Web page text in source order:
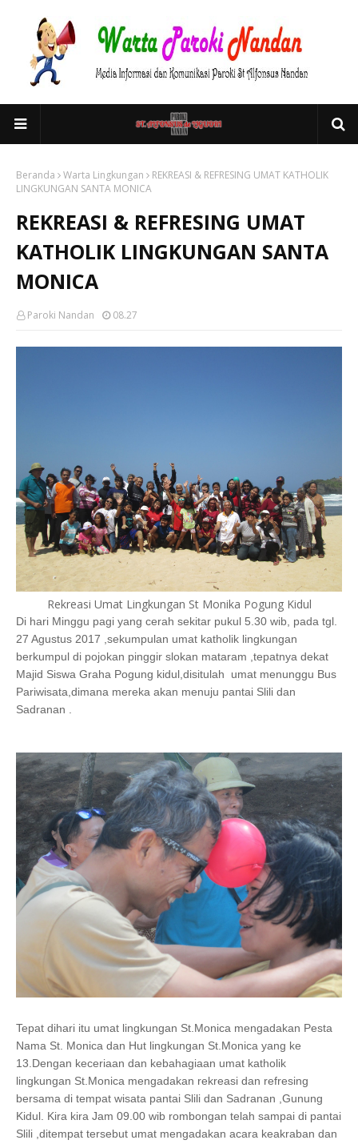
Beranda Warta Lingkungan
REKREASI & REFRESING UMAT KATHOLIK
LINGKUNGAN SANTA MONICA
REKREASI & REFRESING UMAT
KATHOLIK LINGKUNGAN SANTA
MONICA
Paroki Nandan 08.27
Rekreasi Umat Lingkungan St Monika Pogung Kidul
Di hari Minggu pagi yang cerah sekitar pukul 5.30 wib, pada tgl.
27 Agustus 2017 ,sekumpulan umat katholik lingkungan
berkumpul di pojokan pinggir slokan mataram ,tepatnya dekat
Majid Siswa Graha Pogung kidul,disitulah umat menunggu Bus
Pariwisata,dimana mereka akan menuju pantai Slili dan
Sadranan .
Tepat dihari itu umat lingkungan St.Monica mengadakan Pesta
Nama St. Monica dan Hut lingkungan St.Monica yang ke
13.Dengan keceriaan dan kebahagiaan umat katholik
lingkungan St.Monica mengadakan rekreasi dan refresing
bersama di tempat wisata pantai Slili dan Sadranan ,Gunung
Kidul. Kira kira Jam 09.00 wib rombongan telah sampai di pantai
Slili ,ditempat tersebut umat mengadakan acara keakraban dan